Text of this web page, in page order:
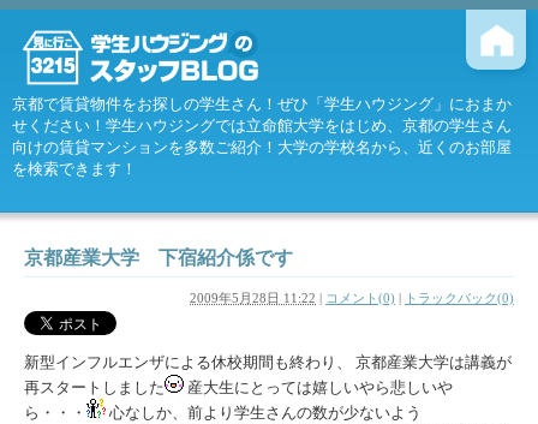
京都で賃貸物件をお探しの学生さん！ぜひ「学生ハウジング」におまか
せください！学生ハウジングでは立命館大学をはじめ、京都の学生さん
向けの賃貸マンションを多数ご紹介！大学の学校名から、近くのお部屋
を検索できます！
京都産業大学 下宿紹介係です
2009年5月28日 11:22 | コメント(0) | トラックバック(0)
新型インフルエンザによる休校期間も終わり、 京都産業大学は講義が
再スタートしました
産大生にとっては嬉しいやら悲しいや
ら・・・
心なしか、前より学生さんの数が少ないよう